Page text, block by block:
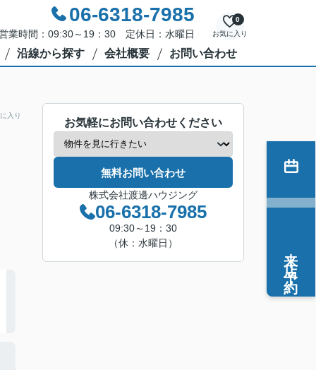
06-6318-7985
業時間：09:30～19：30 定休日：水曜日 お気に入り
0
沿線から探す 会社概要 お問い合わせ
入り
お気軽にお問い合わせください
無料お問い合わせ
株式会社渡邊ハウジング
06-6318-7985
09:30～19：30
（休：水曜日）
来店予約